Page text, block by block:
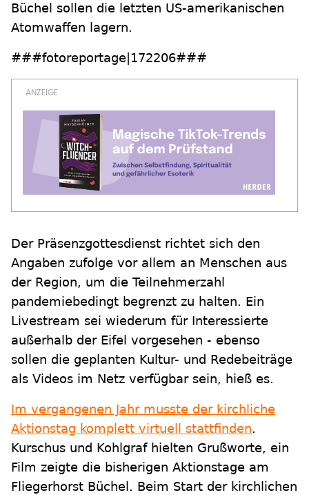
Büchel sollen die letzten US-amerikanischen
Atomwaffen lagern.
###fotoreportage|172206###
Der Präsenzgottesdienst richtet sich den
Angaben zufolge vor allem an Menschen aus
der Region, um die Teilnehmerzahl
pandemiebedingt begrenzt zu halten. Ein
Livestream sei wiederum für Interessierte
außerhalb der Eifel vorgesehen - ebenso
sollen die geplanten Kultur- und Redebeiträge
als Videos im Netz verfügbar sein, hieß es.
Im vergangenen Jahr musste der kirchliche
Aktionstag komplett virtuell stattfinden.
Kurschus und Kohlgraf hielten Grußworte, ein
Film zeigte die bisherigen Aktionstage am
Fliegerhorst Büchel. Beim Start der kirchlichen